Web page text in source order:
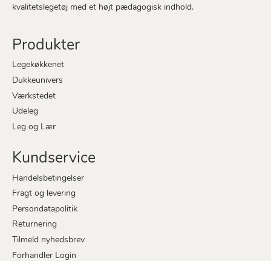
kvalitetslegetøj med et højt pædagogisk indhold.
Produkter
Legekøkkenet
Dukkeunivers
Værkstedet
Udeleg
Leg og Lær
Kundservice
Handelsbetingelser
Fragt og levering
Persondatapolitik
Returnering
Tilmeld nyhedsbrev
Forhandler Login